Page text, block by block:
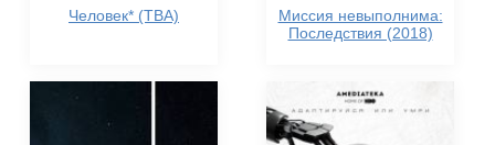
Человек* (TBA)
Миссия невыполнима:
Последствия (2018)